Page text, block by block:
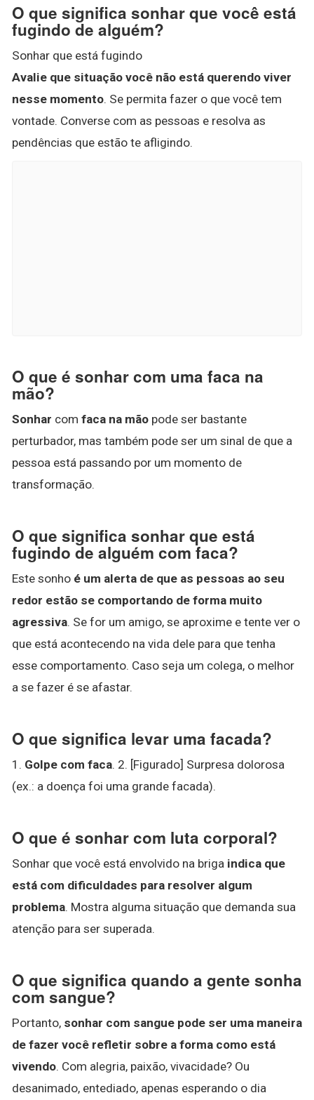
O que significa sonhar que você está
fugindo de alguém?
Sonhar que está fugindo
Avalie que situação você não está querendo viver
nesse momento. Se permita fazer o que você tem
vontade. Converse com as pessoas e resolva as
pendências que estão te afligindo.
O que é sonhar com uma faca na
mão?
Sonhar com faca na mão pode ser bastante
perturbador, mas também pode ser um sinal de que a
pessoa está passando por um momento de
transformação.
O que significa sonhar que está
fugindo de alguém com faca?
Este sonho é um alerta de que as pessoas ao seu
redor estão se comportando de forma muito
agressiva. Se for um amigo, se aproxime e tente ver o
que está acontecendo na vida dele para que tenha
esse comportamento. Caso seja um colega, o melhor
a se fazer é se afastar.
O que significa levar uma facada?
1. Golpe com faca. 2. [Figurado] Surpresa dolorosa
(ex.: a doença foi uma grande facada).
O que é sonhar com luta corporal?
Sonhar que você está envolvido na briga indica que
está com dificuldades para resolver algum
problema. Mostra alguma situação que demanda sua
atenção para ser superada.
O que significa quando a gente sonha
com sangue?
Portanto, sonhar com sangue pode ser uma maneira
de fazer você refletir sobre a forma como está
vivendo. Com alegria, paixão, vivacidade? Ou
desanimado, entediado, apenas esperando o dia